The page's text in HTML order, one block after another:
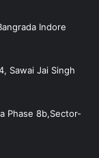
Indore
Sawai Jai Singh
Phase 8b,Sector-